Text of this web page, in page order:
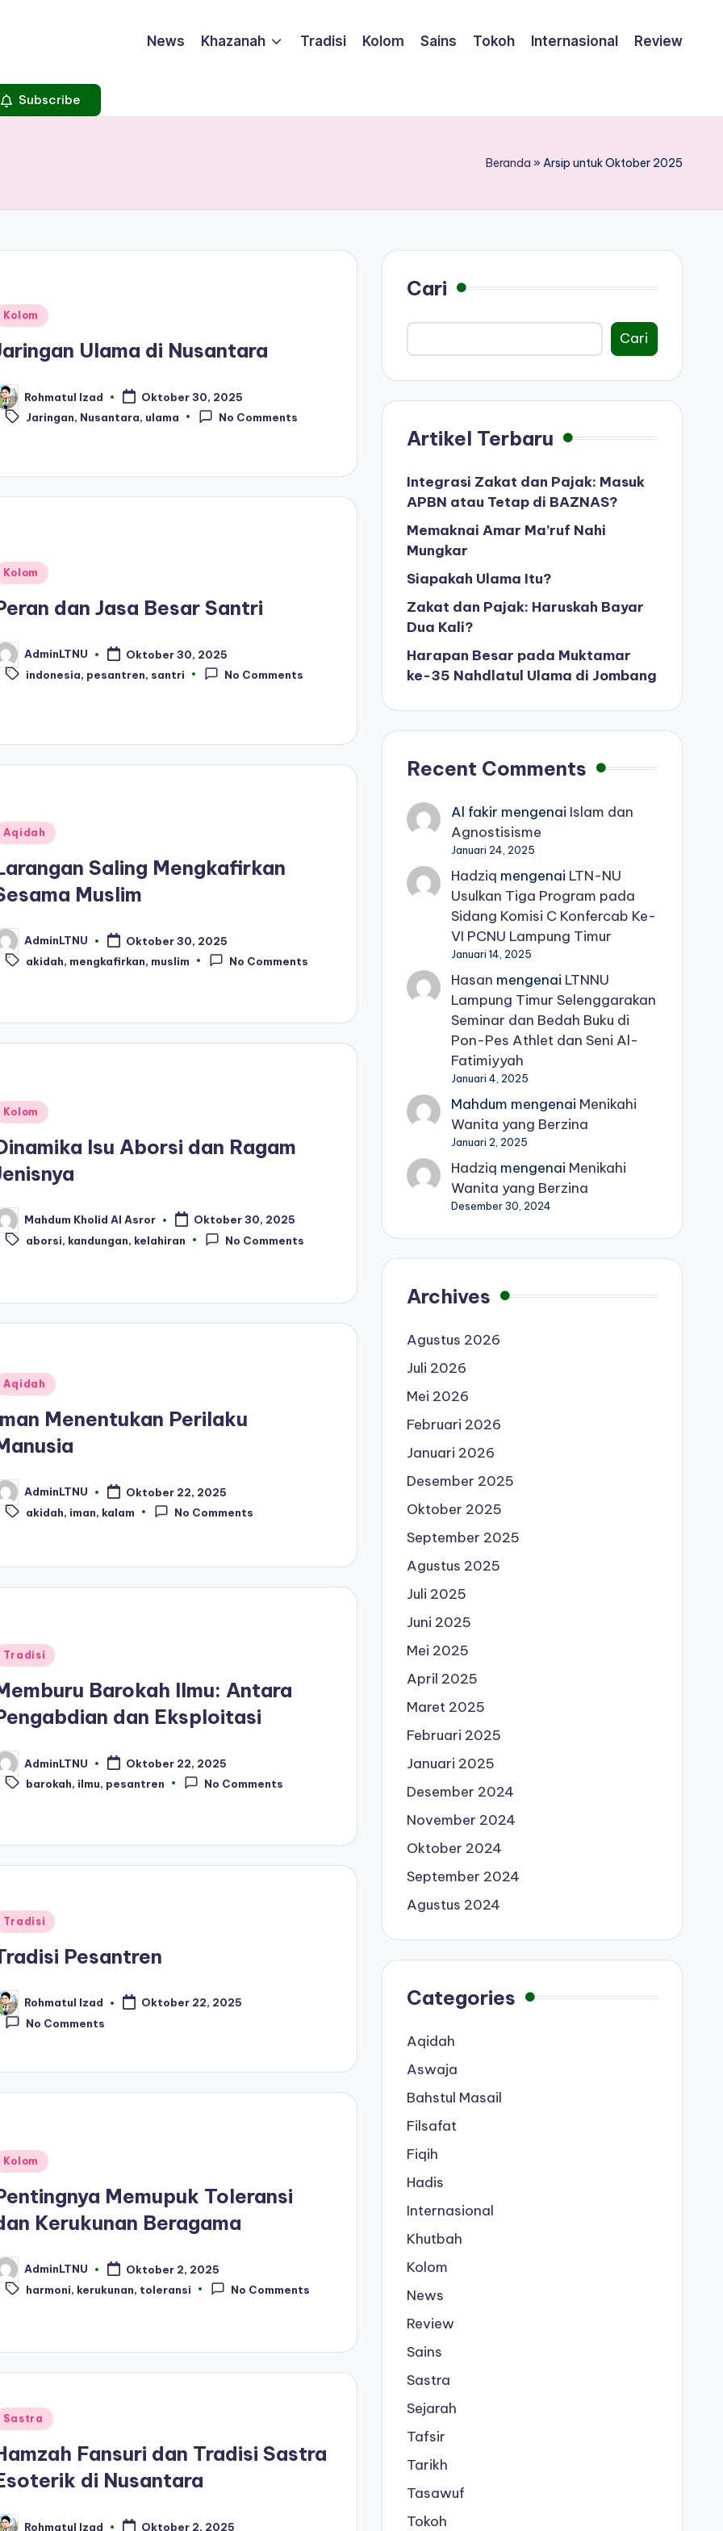
News Khazanah Tradisi Kolom Sains Tokoh Internasional Review
Subscribe
Beranda »Arsip untuk Oktober 2025
Kolom
Ulama di Nusantara
Rohmatul Izad Oktober 30, 2025
Tags:
Jaringan, Nusantara, ulama No Comments
Kolom
dan Jasa Besar Santri
AdminLTNU Oktober 30, 2025
Tags:
indonesia, pesantren, santri No Comments
Aqidah
Saling Mengkafirkan
Muslim
AdminLTNU Oktober 30, 2025
Tags:
akidah, mengkafirkan, muslim No Comments
Kolom
Isu Aborsi dan Ragam
Mahdum Kholid Al Asror Oktober 30, 2025
Tags:
aborsi, kandungan, kelahiran No Comments
Aqidah
Menentukan Perilaku
AdminLTNU Oktober 22, 2025
Tags:
akidah, iman, kalam No Comments
Tradisi
Barokah Ilmu: Antara
dan Eksploitasi
AdminLTNU Oktober 22, 2025
Tags:
barokah, ilmu, pesantren No Comments
Tradisi
Pesantren
Rohmatul Izad
Oktober 22, 2025
No Comments
Kolom
Memupuk Toleransi
Kerukunan Beragama
AdminLTNU Oktober 2, 2025
Tags:
harmoni, kerukunan, toleransi No Comments
Sastra
Fansuri dan Tradisi Sastra
di Nusantara
Rohmatul Izad Oktober 2, 2025
Cari
Cari
Artikel Terbaru
Integrasi Zakat dan Pajak: Masuk
APBN atau Tetap di BAZNAS?
Memaknai Amar Ma’ruf Nahi
Mungkar
Siapakah Ulama Itu?
Zakat dan Pajak: Haruskah Bayar
Dua Kali?
Harapan Besar pada Muktamar
ke-35 Nahdlatul Ulama di Jombang
Recent Comments
Al fakir mengenai Islam dan
Agnostisisme
Januari 24, 2025
Hadziq mengenai LTN-NU
Usulkan Tiga Program pada
Sidang Komisi C Konfercab Ke-
VI PCNU Lampung Timur
Januari 14, 2025
Hasan mengenai LTNNU
Lampung Timur Selenggarakan
Seminar dan Bedah Buku di
Pon-Pes Athlet dan Seni Al-
Fatimiyyah
Januari 4, 2025
Mahdum mengenai Menikahi
Wanita yang Berzina
Januari 2, 2025
Hadziq mengenai Menikahi
Wanita yang Berzina
Desember 30, 2024
Archives
Agustus 2026
Juli 2026
Mei 2026
Februari 2026
Januari 2026
Desember 2025
Oktober 2025
September 2025
Agustus 2025
Juli 2025
Juni 2025
Mei 2025
April 2025
Maret 2025
Februari 2025
Januari 2025
Desember 2024
November 2024
Oktober 2024
September 2024
Agustus 2024
Categories
Aqidah
Aswaja
Bahstul Masail
Filsafat
Fiqih
Hadis
Internasional
Khutbah
Kolom
News
Review
Sains
Sastra
Sejarah
Tafsir
Tarikh
Tasawuf
Tokoh